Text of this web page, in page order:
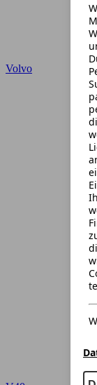
Volvo